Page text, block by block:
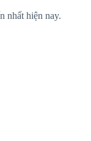
nhất hiện nay.